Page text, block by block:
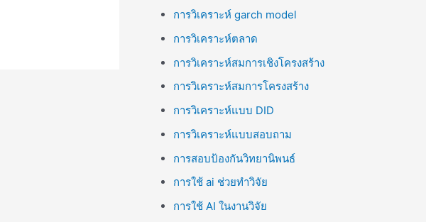
การวิเคราะห์ garch model
การวิเคราะห์ตลาด
การวิเคราะห์สมการเชิงโครงสร้าง
การวิเคราะห์สมการโครงสร้าง
การวิเคราะห์แบบ DID
การวิเคราะห์แบบสอบถาม
การสอบป้องกันวิทยานิพนธ์
การใช้ ai ช่วยทำวิจัย
การใช้ AI ในงานวิจัย